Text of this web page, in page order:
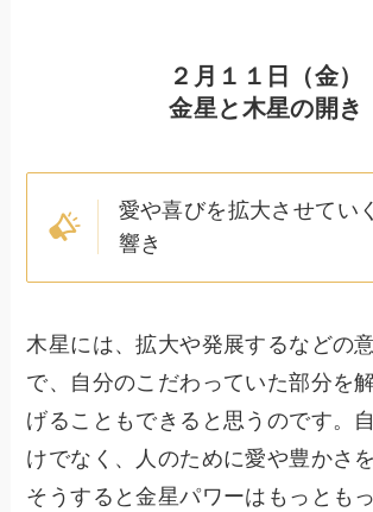
２月１１日（金）
金星と木星の開き
愛や喜びを拡大させてい
響き
木星には、拡大や発展するなどの
で、自分のこだわっていた部分を
げることもできると思うのです。
けでなく、人のために愛や豊かさ
そうすると金星パワーはもっとも